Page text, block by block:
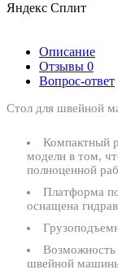
Яндекс Сплит
Описание
Отзывы 0
Вопрос-ответ
Стол для швейной
Компактный
модели в том,
полноценной
Платформа
оснащена
Возможность
швейной